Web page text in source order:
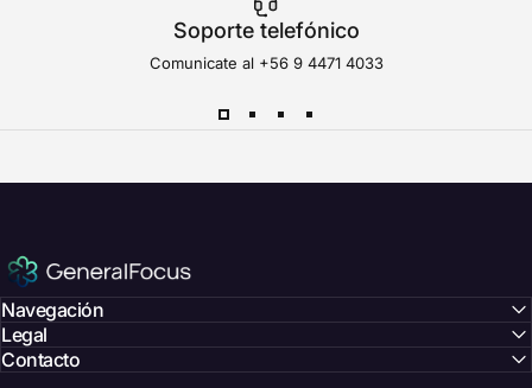
Soporte telefónico
Comunicate al +56 9 4471 4033
GeneralFocus Chile
Navegación
Legal
Contacto